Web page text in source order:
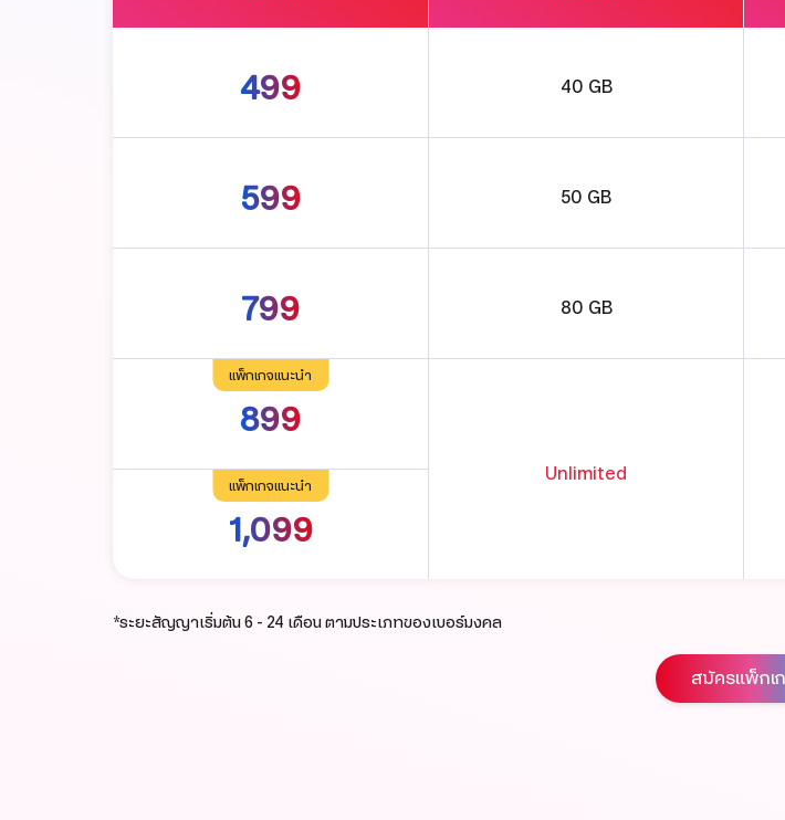
499 40 GB
599 50 GB
799 80 GB
แพ็กเกจแนะนำ
899
Unlimited
แพ็กเกจแนะนำ
1,099
*ระยะสัญญาเริ่มต้น 6 - 24 เดือน ตามประเภทของเบอร์มงคล
สมัครแพ็กเ